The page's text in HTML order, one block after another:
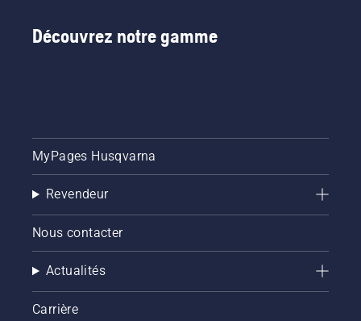
Découvrez notre gamme
MyPages Husqvarna
Revendeur
Nous contacter
Actualités
Carrière